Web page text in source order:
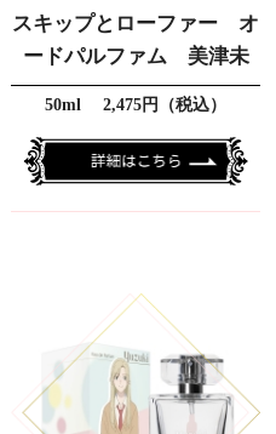
スキップとローファー オ
ードパルファム 美津未
50ml 2,475円（税込）